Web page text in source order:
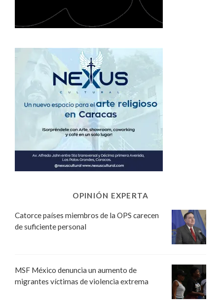
OPINIÓN EXPERTA
Catorce países miembros de la OPS carecen
de suficiente personal
MSF México denuncia un aumento de
migrantes víctimas de violencia extrema